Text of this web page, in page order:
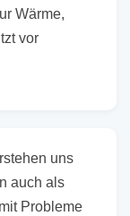
Wärme,
vor
uns
auch als
Probleme